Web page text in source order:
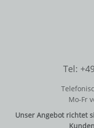
Tel:
Mo-Fr
Unser Angebot richtet